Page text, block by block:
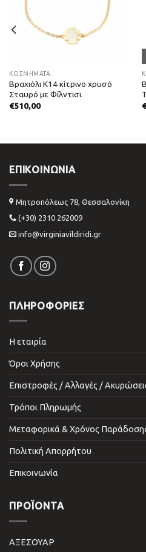
ΚΟΣΜΗΜΑΤΑ
Βραχιόλι Κ14 κίτρινο χρυσό
Σταυρό με Φίλντισι.
€510,00
€
ΕΠΙΚΟΙΝΩΝΊΑ
Μητροπόλεως 78, Θεσσαλονίκη
(+30) 2310 262009
info@virginiavildiridi.gr
ΠΛΗΡΟΦΟΡΙΕΣ
Η εταιρία
Όροι Χρήσης
Επιστροφές / Αλλαγές /
Τρόποι Πληρωμής
Μεταφορικά & Χρόνος
Πολιτική Απορρήτου
Επικοινωνία
ΠΡΟΪΌΝΤΑ
ΑΞΕΣΟΥΑΡ